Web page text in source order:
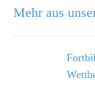
Mehr aus